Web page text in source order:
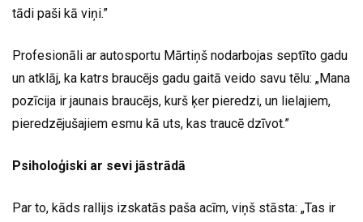
tādi paši kā viņi.”
Profesionāli ar autosportu Mārtiņš nodarbojas septīto gadu
un atklāj, ka katrs braucējs gadu gaitā veido savu tēlu: „Mana
pozīcija ir jaunais braucējs, kurš ķer pieredzi, un lielajiem,
pieredzējušajiem esmu kā uts, kas traucē dzīvot.”
Psiholoģiski ar sevi jāstrādā
Par to, kāds rallijs izskatās paša acīm, viņš stāsta: „Tas ir